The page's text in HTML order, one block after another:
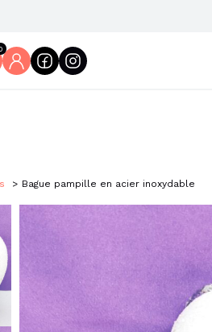
Bague pampille en acier inoxydable